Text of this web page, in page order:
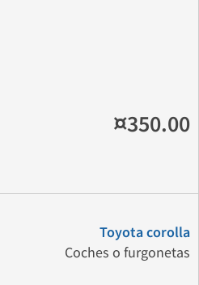
¤350.00
Toyota corolla
Coches o furgonetas